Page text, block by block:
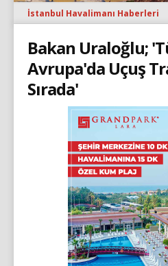
İstanbul Havalimanı Haberleri
Bakan Uraloğlu;
Avrupa'da Uçuş
Sırada'